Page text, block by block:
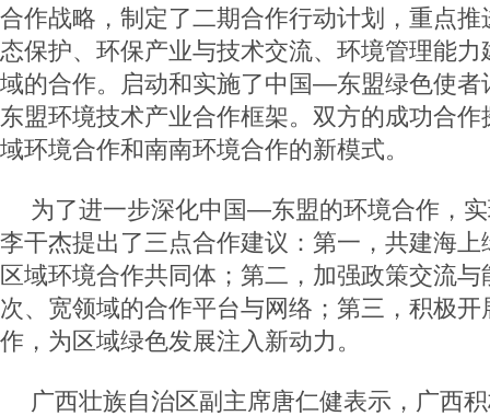
合作战略，制定了二期合作行动计划，重点
态保护、环保产业与技术交流、环境管理能
域的合作。启动和实施了中国—东盟绿色使
东盟环境技术产业合作框架。双方的成功合
域环境合作和南南环境合作的新模式。
为了进一步深化中国—东盟的环境合作，
李干杰提出了三点合作建议：第一，共建海
区域环境合作共同体；第二，加强政策交流
次、宽领域的合作平台与网络；第三，积极
作，为区域绿色发展注入新动力。
广西壮族自治区副主席唐仁健表示，广西